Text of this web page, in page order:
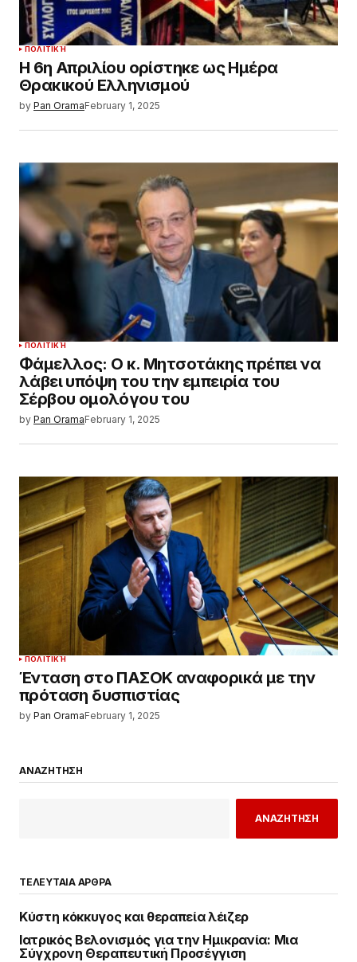
ΠΟΛΙΤΙΚΉ
Η 6η Απριλίου ορίστηκε ως Ημέρα
Θρακικού Ελληνισμού
by Pan OramaFebruary 1, 2025
ΠΟΛΙΤΙΚΉ
Φάμελλος: Ο κ. Μητσοτάκης πρέπει να
λάβει υπόψη του την εμπειρία του
Σέρβου ομολόγου του
by Pan OramaFebruary 1, 2025
ΠΟΛΙΤΙΚΉ
Ένταση στο ΠΑΣΟΚ αναφορικά με την
πρόταση δυσπιστίας
by Pan OramaFebruary 1, 2025
ΑΝΑΖΗΤΗΣΗ
ΑΝΑΖΗΤΗΣΗ
ΤΕΛΕΥΤΑΙΑ ΑΡΘΡΑ
Κύστη κόκκυγος και θεραπεία λέιζερ
Ιατρικός Βελονισμός για την Ημικρανία: Μια
Σύγχρονη Θεραπευτική Προσέγγιση